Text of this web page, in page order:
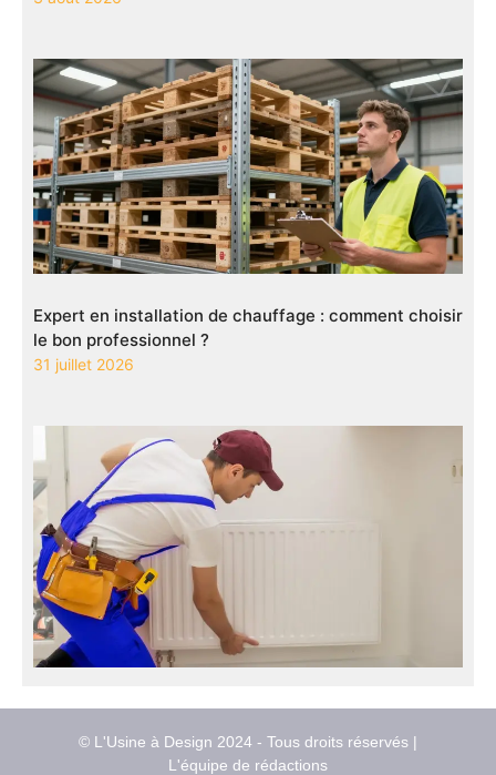
Expert en installation de chauffage : comment choisir
le bon professionnel ?
31 juillet 2026
© L'Usine à Design 2024 - Tous droits réservés |
L'équipe de rédactions